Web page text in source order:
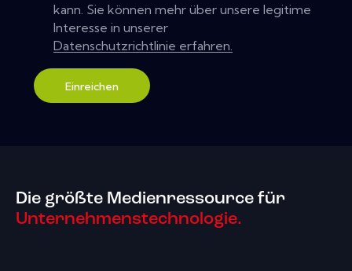
kann. Sie können mehr über unsere legitime
Interesse in unserer
Datenschutzrichtlinie erfahren.
Einreichen
Die größte Medienressource für
Unternehmenstechnologie.